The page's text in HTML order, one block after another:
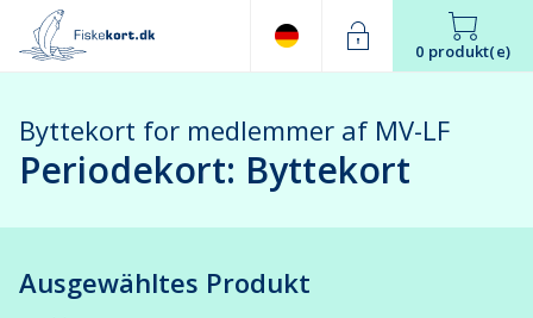
0 produkt(e)
Byttekort for medlemmer af MV-LF
Periodekort: Byttekort
Ausgewähltes Produkt